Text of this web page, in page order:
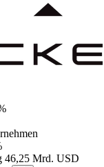
46,25 Mrd. USD